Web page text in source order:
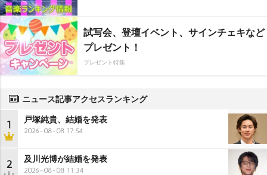
試写会、登壇イベント、サインチェキなど
プレゼント！
プレゼント特集
ニュース記事アクセスランキング
1 戸塚純貴、結婚を発表
2026-08-08 17:54
2 及川光博が結婚を発表
2026-08-08 11:34